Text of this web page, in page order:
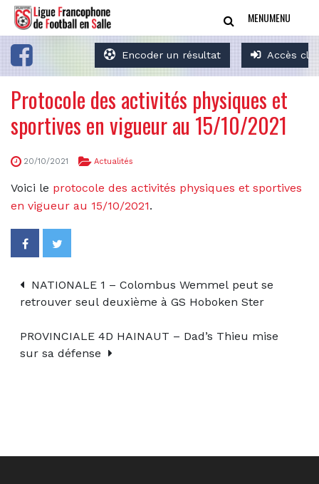
Encoder un résultat Accès
MENUMENU
Protocole des activités physiques et
sportives en vigueur au 15/10/2021
20/10/2021 Actualités
Voici le protocole des activités physiques et sportives
en vigueur au 15/10/2021.
NATIONALE 1 – Colombus Wemmel peut se
retrouver seul deuxième à GS Hoboken Ster
PROVINCIALE 4D HAINAUT – Dad’s Thieu mise
sur sa défense